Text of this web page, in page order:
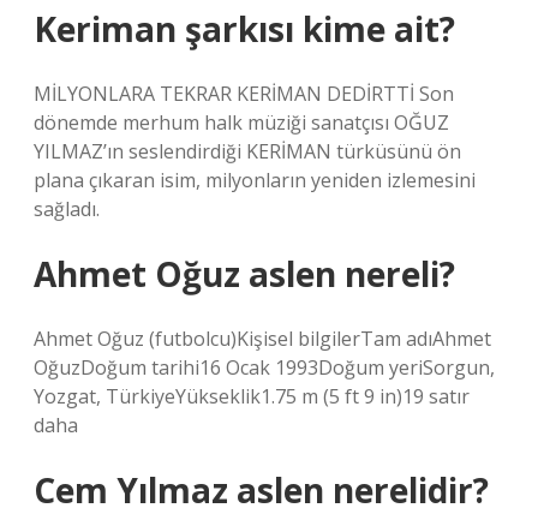
Keriman şarkısı kime ait?
MİLYONLARA TEKRAR KERİMAN DEDİRTTİ Son
dönemde merhum halk müziği sanatçısı OĞUZ
YILMAZ’ın seslendirdiği KERİMAN türküsünü ön
plana çıkaran isim, milyonların yeniden izlemesini
sağladı.
Ahmet Oğuz aslen nereli?
Ahmet Oğuz (futbolcu)Kişisel bilgilerTam adıAhmet
OğuzDoğum tarihi16 Ocak 1993Doğum yeriSorgun,
Yozgat, TürkiyeYükseklik1.75 m (5 ft 9 in)19 satır
daha
Cem Yılmaz aslen nerelidir?